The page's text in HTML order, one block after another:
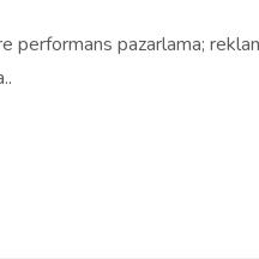
performans pazarlama;